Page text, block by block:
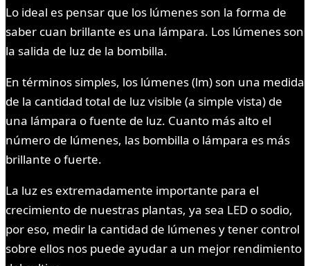
Lo ideal es pensar que los lúmenes son la forma de
saber cuan brillante es una lámpara. Los lúmenes son
la salida de luz de la bombilla.
En términos simples, los lúmenes (lm) son una medida
de la cantidad total de luz visible (a simple vista) de
una lámpara o fuente de luz. Cuanto más alto el
número de lúmenes, las bombilla o lámpara es más
brillante o fuerte.
La luz es extremadamente importante para el
crecimiento de nuestras plantas, ya sea LED o sodio,
por eso, medir la cantidad de lúmenes y tener control
sobre ellos nos puede ayudar a un mejor rendimiento